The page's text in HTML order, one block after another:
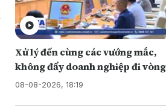
Xử lý đến cùng các vướng mắc,
không đẩy doanh nghiệp đi vòng
08-08-2026, 18:19